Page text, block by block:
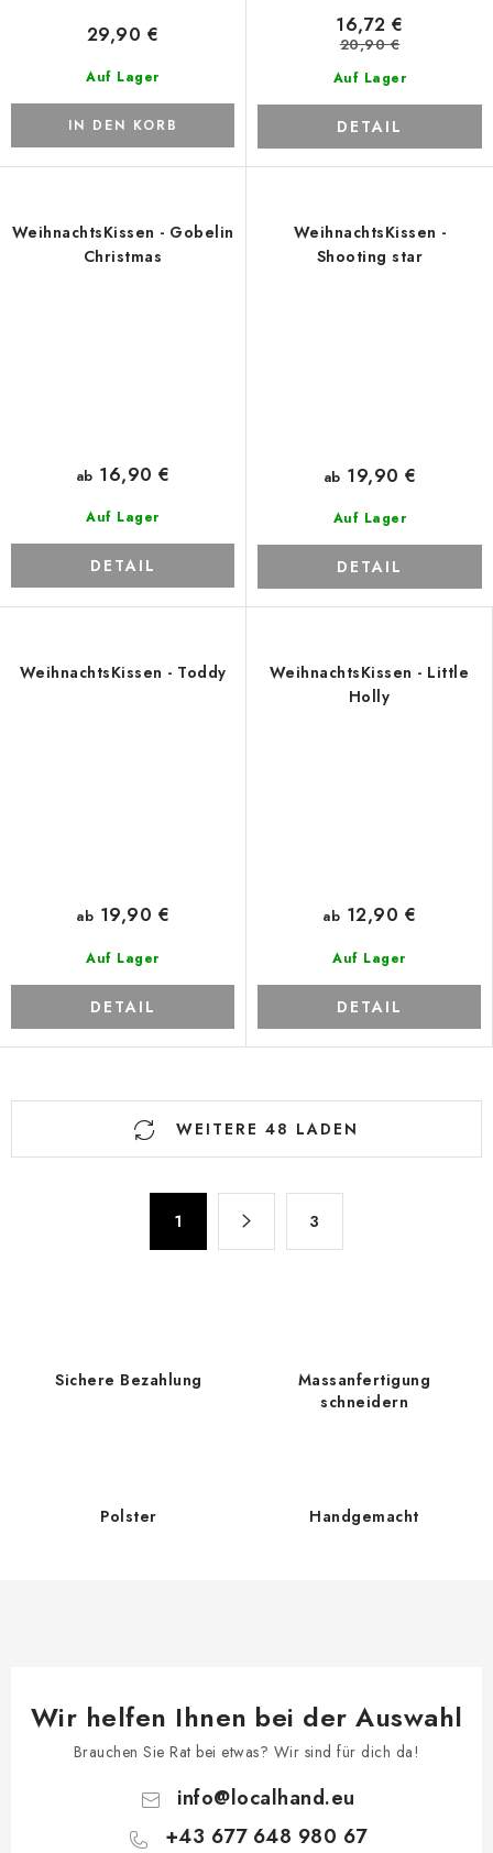
Auf Lager
29,90 €
IN DEN KORB
Auf Lager
16,72 €
20,90 €
DETAIL
WeihnachtsKissen - Gobelin
Christmas
Auf Lager
ab 16,90 €
DETAIL
WeihnachtsKissen -
Shooting star
Auf Lager
ab 19,90 €
DETAIL
WeihnachtsKissen - Toddy
Auf Lager
ab 19,90 €
DETAIL
WeihnachtsKissen - Little
Holly
Auf Lager
ab 12,90 €
DETAIL
S
WEITERE 48 LADEN
1 3
Sichere Bezahlung
Massanfertigung
schneidern
Polster Handgemacht
Wir helfen Ihnen bei der Auswahl
Brauchen Sie Rat bei etwas? Wir sind für dich da!
info@localhand.eu
+43 677 648 980 67